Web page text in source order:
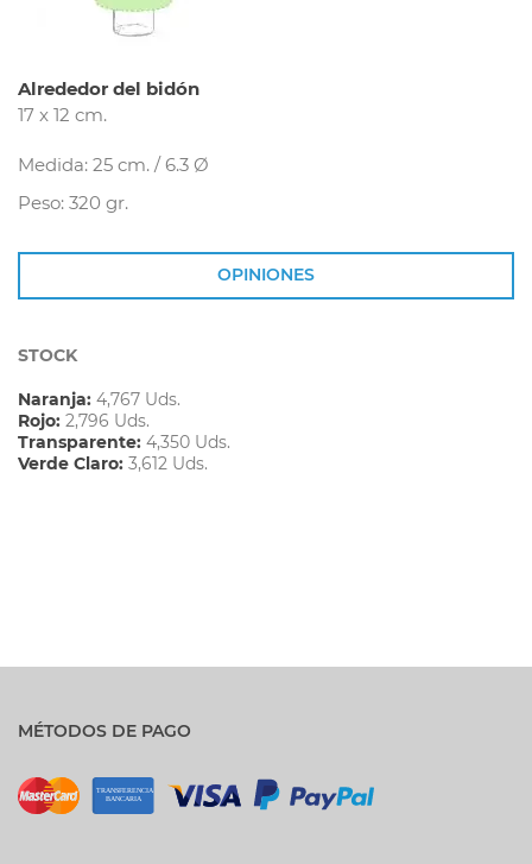
Alrededor del bidón
17 x 12 cm.
Medida: 25 cm. / 6.3 Ø
Peso: 320 gr.
OPINIONES
STOCK
Naranja: 4,767 Uds.
Rojo: 2,796 Uds.
Transparente: 4,350 Uds.
Verde Claro: 3,612 Uds.
MÉTODOS DE PAGO